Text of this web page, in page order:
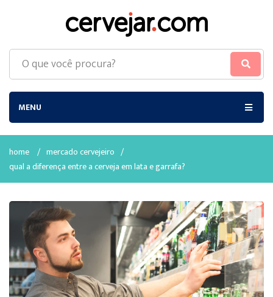
MENU
home / mercado cervejeiro /
qual a diferença entre a cerveja em lata e garrafa?